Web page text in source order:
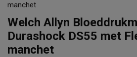
manchet
Welch Allyn
Durashock DS55 met
manchet